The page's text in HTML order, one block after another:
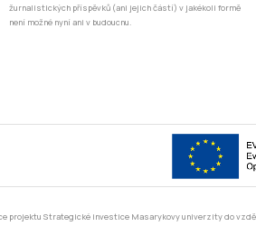
žurnalistických příspěvků (ani jejich částí) v jakékoli formě
není možné nyní ani v budoucnu.
projektu Strategické investice Masarykovy univerzity do